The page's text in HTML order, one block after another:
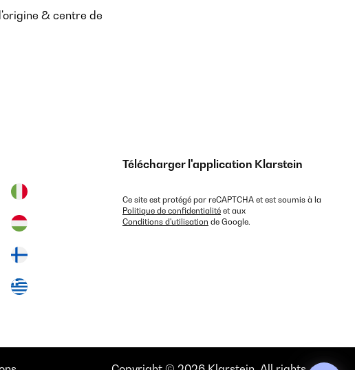
& centre de
Télécharger l'application Klarstein
Ce site est protégé par reCAPTCHA et est soumis à la
Politique de confidentialité et aux
Conditions d'utilisation de Google.